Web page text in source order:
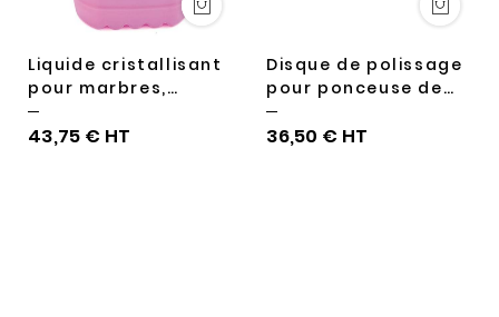
Liquide cristallisant
pour marbres,
terrazzo. 5 litres
43,75 €
Disque de polissage
pour ponceuse de
sols
36,50 €